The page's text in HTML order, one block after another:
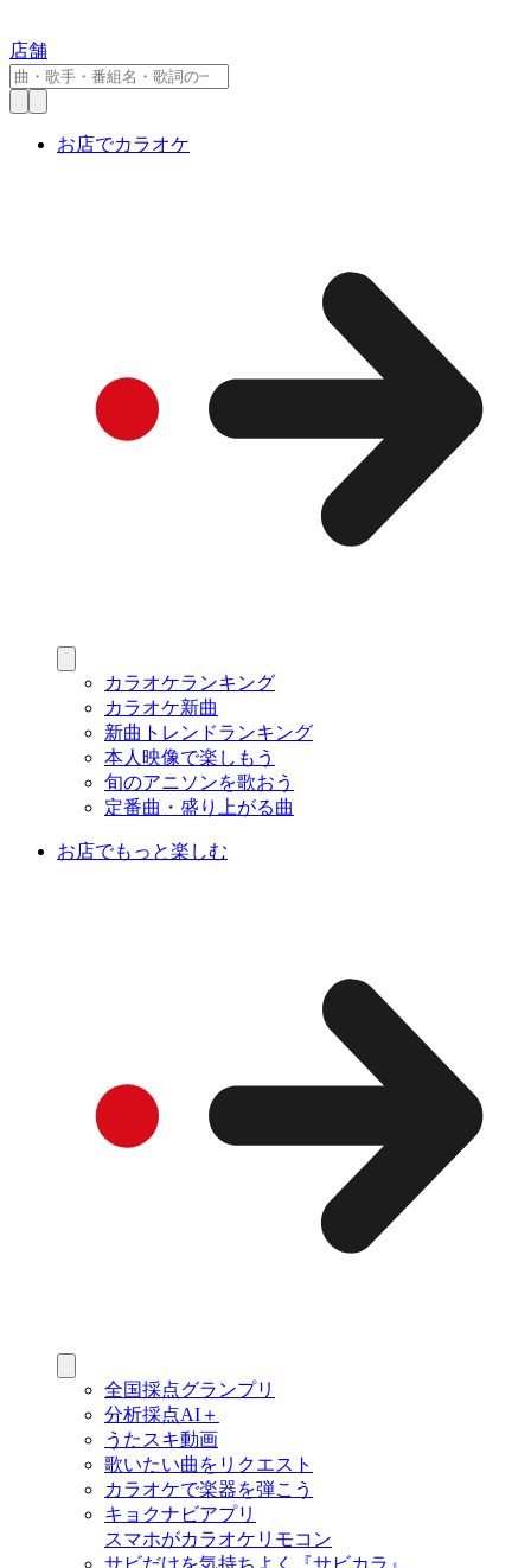
店舗
お店でカラオケ
カラオケランキング
カラオケ新曲
新曲トレンドランキング
本人映像で楽しもう
旬のアニソンを歌おう
定番曲・盛り上がる曲
お店でもっと楽しむ
全国採点グランプリ
分析採点AI＋
うたスキ動画
歌いたい曲をリクエスト
カラオケで楽器を弾こう
キョクナビアプリ
スマホがカラオケリモコン
サビだけを気持ちよく『サビカラ』